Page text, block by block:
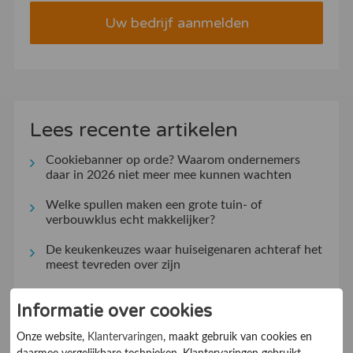
Uw bedrijf aanmelden
Lees recente artikelen
Cookiebanner op orde? Waarom ondernemers
daar in 2026 niet meer mee kunnen wachten
Welke spullen maken een grote tuin- of
verbouwklus echt makkelijker?
De keukenkeuzes waar huiseigenaren achteraf het
meest tevreden over zijn
klantrelatie versterkt
Klantervaringen zeggen veel, maar niet alles: dit
Informatie over cookies
Onze website, Klantervaringen, maakt gebruik van cookies en